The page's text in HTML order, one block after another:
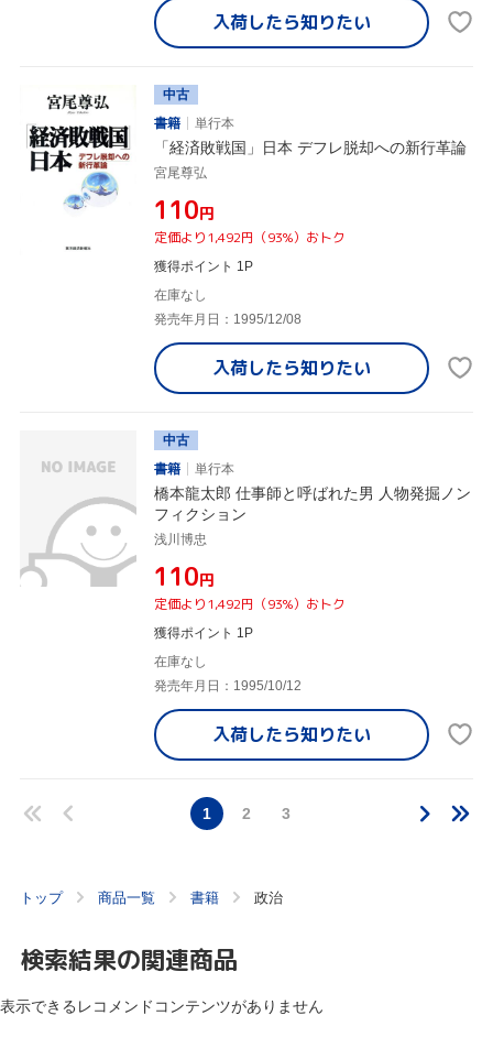
入荷したら知りたい
中古
書籍
単行本
「経済敗戦国」日本 デフレ脱却への新行革論
宮尾尊弘
¥110円
定価より1,492円（93%）おトク
獲得ポイント 1P
在庫なし
発売年月日：1995/12/08
入荷したら知りたい
中古
書籍
単行本
橋本龍太郎 仕事師と呼ばれた男 人物発掘ノン
フィクション
浅川博忠
¥110円
定価より1,492円（93%）おトク
獲得ポイント 1P
在庫なし
発売年月日：1995/10/12
入荷したら知りたい
1 2 3
トップ 商品一覧 書籍 政治
検索結果の関連商品
表示できるレコメンドコンテンツがありません